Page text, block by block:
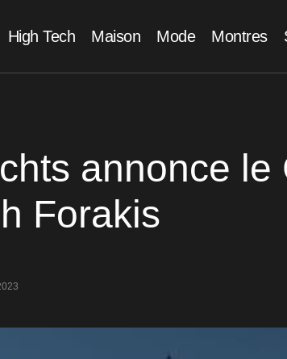
High Tech Maison Mode Montres
annonce le
Forakis